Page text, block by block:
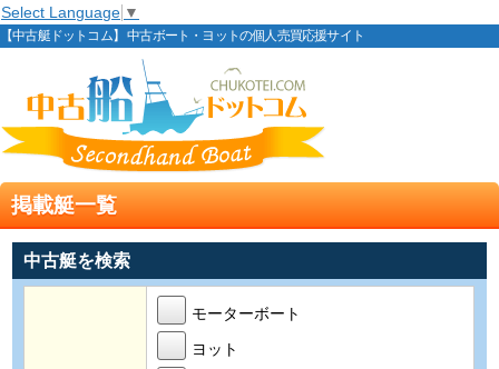
Select Language ▼
【中古艇ドットコム】 中古ボート・ヨットの個人売買応援サイト
掲載艇一覧
中古艇を検索
モーターボート
ヨット